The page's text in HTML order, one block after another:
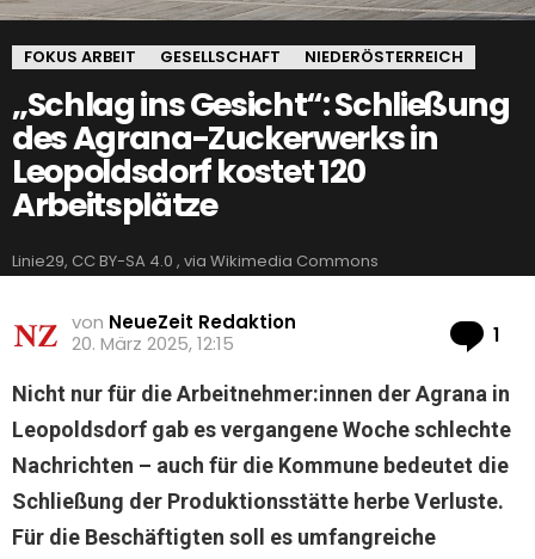
FOKUS ARBEIT GESELLSCHAFT NIEDERÖSTERREICH
„Schlag ins Gesicht“: Schließung
des Agrana-Zuckerwerks in
Leopoldsdorf kostet 120
Arbeitsplätze
Linie29, CC BY-SA 4.0 , via Wikimedia Commons
von NeueZeit Redaktion
20. März 2025, 12:15
1
Nicht nur für die Arbeitnehmer:innen der Agrana in
Leopoldsdorf gab es vergangene Woche schlechte
Nachrichten – auch für die Kommune bedeutet die
Schließung der Produktionsstätte herbe Verluste.
Für die Beschäftigten soll es umfangreiche